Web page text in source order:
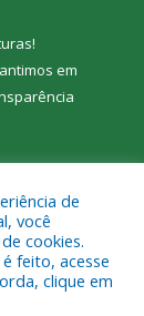
!
em
de Jacundá.
de
você
cookies.
feito, acesse
clique em